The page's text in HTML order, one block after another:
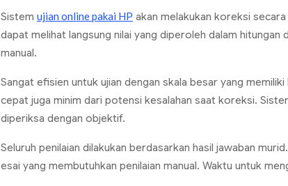
Sistem ujian online pakai HP akan melakukan koreksi
dapat melihat langsung nilai yang diperoleh dalam
manual.
Sangat efisien untuk ujian dengan skala besar yang
cepat juga minim dari potensi kesalahan saat koreksi.
diperiksa dengan objektif.
Seluruh penilaian dilakukan berdasarkan hasil jawaban
esai yang membutuhkan penilaian manual. Waktu untuk